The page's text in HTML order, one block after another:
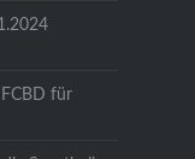
für